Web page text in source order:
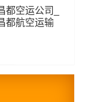
都空运公司_
都航空运输
查看详细